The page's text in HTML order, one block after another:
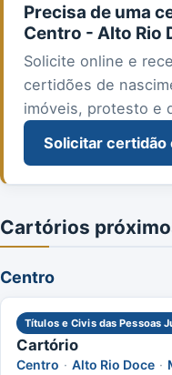
Precisa de uma
Centro - Alto Rio
Solicite online e
certidões de
imóveis, protesto e
Solicitar certidão
Cartórios
Centro
Títulos e Civis das Pessoas
Cartório
Centro · Alto Rio Doce ·